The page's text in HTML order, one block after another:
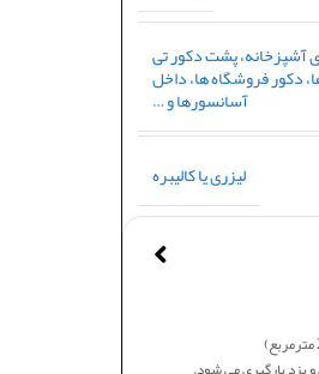
آشپزخانه، پشت دکور تی
دکور فروشگاه ها، داخل
آسانسورها و …
لیزری یا کالیبره